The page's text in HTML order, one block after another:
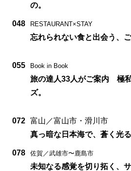
の。
048 RESTAURANT×STAY
忘れられない食と出会う、ご
055 Book in Book
旅の達人33人がご案内 極
ズ。
072 富山／富山市・滑川市
真っ暗な日本海で、蒼く光る
078 佐賀／武雄市〜鹿島市
未知なる感覚を切り拓く、